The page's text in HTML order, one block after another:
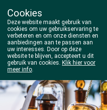
014/
Vandaag
Cookies
Deze website maakt gebruik van
cookies om uw gebruikservaring te
verbeteren en om onze diensten en
aanbiedingen aan te passen aan
uw interesses. Door op deze
website te blijven, accepteert u dit
gebruik van cookies. Klik hier voor
meer info.